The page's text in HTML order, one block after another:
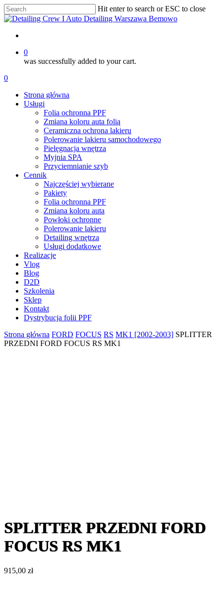
Skip
to
content
Hit enter to search or ESC to close
Close
0
was successfully added to your cart.
Menu
account
0
Strona główna
Usługi
Folia ochronna PPF
Zmiana koloru auta folią
Ceramiczna ochrona lakieru
Polerowanie lakieru samochodowego
Pielęgnacja wnętrza
Myjnia SPA
Przyciemnianie szyb
Cennik
Najczęściej wybierane
Pakiety
Folia ochronna PPF
Zmiana koloru auta
Powłoki ochronne
Polerowanie lakieru
Detailing wnętrza
Usługi dodatkowe
Realizacje
Vlog
Blog
D2D
Szkolenia
Sklep
Kontakt
Dystrybucja folii PPF
Strona główna FORD FOCUS RS MK1 [2002-2003] SPLITTER
PRZEDNI FORD FOCUS RS MK1
SPLITTER PRZEDNI FORD
FOCUS RS MK1
915,00 zł